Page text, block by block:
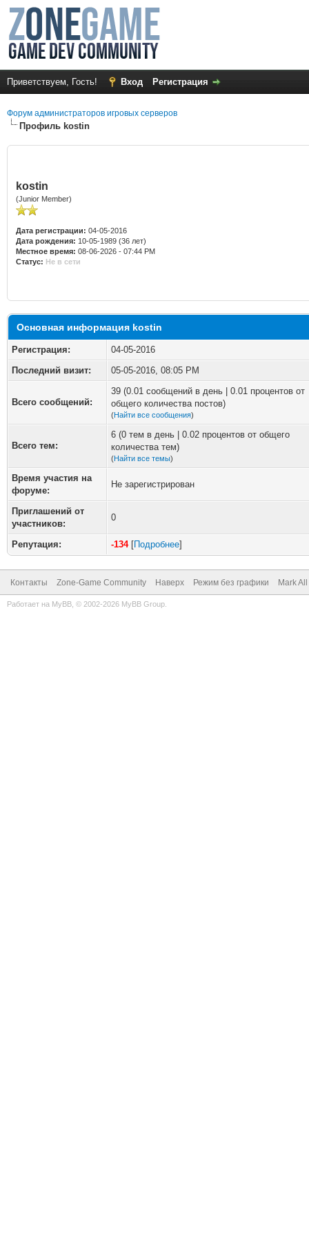
Приветствуем, Гость! Вход Регистрация
Форум администраторов игровых серверов
Профиль kostin
kostin
(Junior Member)
Дата регистрации: 04-05-2016
Дата рождения: 10-05-1989 (36 лет)
Местное время: 08-06-2026 - 07:44 PM
Статус: Не в сети
Основная информация kostin
Регистрация:
04-05-2016
Последний визит:
05-05-2016, 08:05 PM
Всего сообщений:
39 (0.01 сообщений в день | 0.01 процентов от
общего количества постов)
(Найти все сообщения)
Всего тем:
6 (0 тем в день | 0.02 процентов от общего
количества тем)
(Найти все темы)
Время участия на
форуме:
Не зарегистрирован
Приглашений от
участников:
0
Репутация: -134[Подробнее]
Контакты Zone-Game Community Наверх Режим без графики Mark
Работает на MyBB , © 2002-2026 MyBB Group